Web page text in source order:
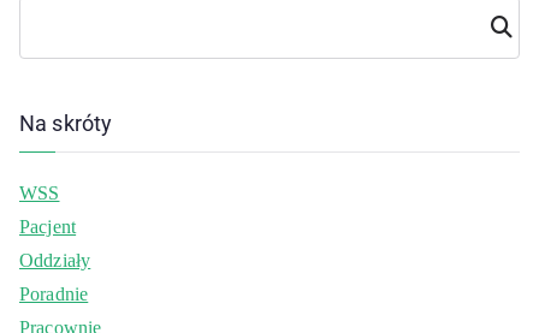
Szuka
j
Na skróty
WSS
Pacjent
Oddziały
Poradnie
Pracownie